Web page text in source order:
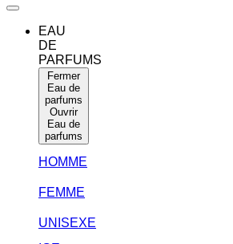
EAU
DE
PARFUMS
Fermer
Eau de
parfums
Ouvrir
Eau de
parfums
HOMME
FEMME
UNISEXE